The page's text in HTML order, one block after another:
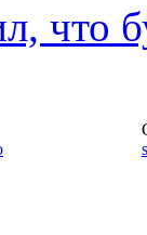
что